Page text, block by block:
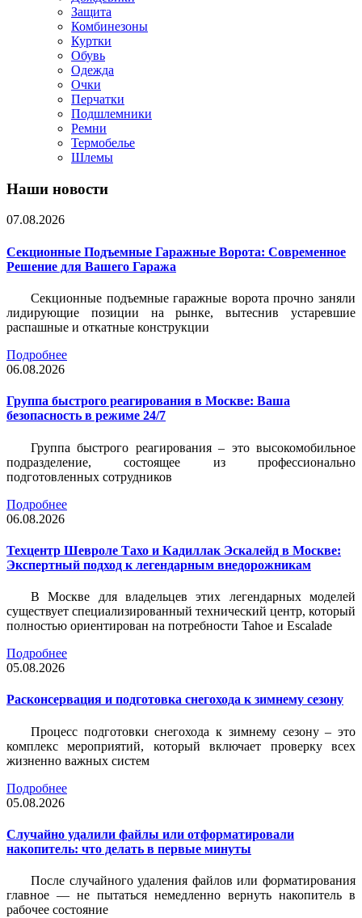
Защита
Комбинезоны
Куртки
Обувь
Одежда
Очки
Перчатки
Подшлемники
Ремни
Термобелье
Шлемы
Наши новости
07.08.2026
Секционные Подъемные Гаражные Ворота: Современное
Решение для Вашего Гаража
Секционные подъемные гаражные ворота прочно заняли
лидирующие позиции на рынке, вытеснив устаревшие
распашные и откатные конструкции
Подробнее
06.08.2026
Группа быстрого реагирования в Москве: Ваша
безопасность в режиме 24/7
Группа быстрого реагирования – это высокомобильное
подразделение, состоящее из профессионально
подготовленных сотрудников
Подробнее
06.08.2026
Техцентр Шевроле Тахо и Кадиллак Эскалейд в Москве:
Экспертный подход к легендарным внедорожникам
В Москве для владельцев этих легендарных моделей
существует специализированный технический центр, который
полностью ориентирован на потребности Tahoe и Escalade
Подробнее
05.08.2026
Расконсервация и подготовка снегохода к зимнему сезону
Процесс подготовки снегохода к зимнему сезону – это
комплекс мероприятий, который включает проверку всех
жизненно важных систем
Подробнее
05.08.2026
Случайно удалили файлы или отформатировали
накопитель: что делать в первые минуты
После случайного удаления файлов или форматирования
главное — не пытаться немедленно вернуть накопитель в
рабочее состояние